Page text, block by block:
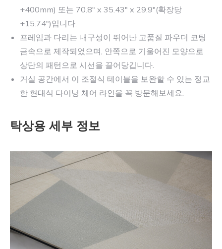
+400mm) 또는 70.8" x 35.43" x 29.9"(확장당
+15.74")입니다.
프레임과 다리는 내구성이 뛰어난 고품질 파우더 코팅
금속으로 제작되었으며, 안쪽으로 기울어진 모양으로
상단의 패턴으로 시선을 끌어당깁니다.
거실 공간에서 이 조절식 테이블을 보완할 수 있는 정교
한 현대식 다이닝 체어 라인을 꼭 방문해보세요.
탁상용 세부 정보